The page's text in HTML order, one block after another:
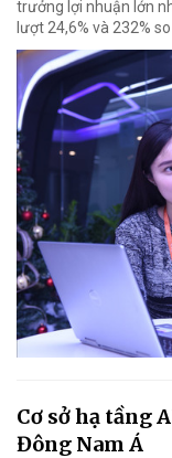
trưởng lợi nhuận lớn
lượt 24,6% và 232%
Cơ sở hạ tầng
Đông Nam Á